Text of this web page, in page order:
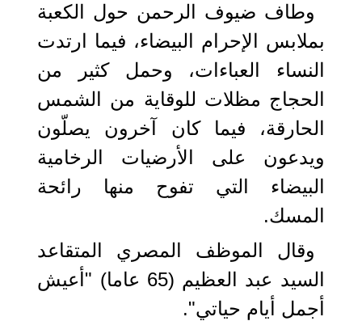
وطاف ضيوف الرحمن حول الكعبة
بملابس الإحرام البيضاء، فيما ارتدت
النساء العباءات، وحمل كثير من
الحجاج مظلات للوقاية من الشمس
الحارقة، فيما كان آخرون يصلّون
ويدعون على الأرضيات الرخامية
البيضاء التي تفوح منها رائحة
المسك.
وقال الموظف المصري المتقاعد
السيد عبد العظيم (65 عاما) "أعيش
أجمل أيام حياتي".